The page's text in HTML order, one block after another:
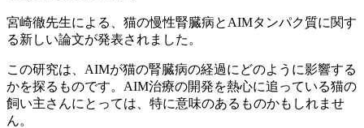
宮崎徹先生による、猫の慢性腎臓病とAIMタンパク質に関す
る新しい論文が発表されました。
この研究は、AIMが猫の腎臓病の経過にどのように影響する
かを探るものです。AIM治療の開発を熱心に追っている猫の
飼い主さんにとっては、特に意味のあるものかもしれませ
ん。